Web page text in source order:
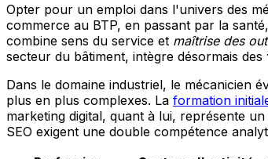
Opter pour un emploi dans l'univers des
commerce au BTP, en passant par la
combine sens du service et maîtrise des
secteur du bâtiment, intègre désormais des
Dans le domaine industriel, le mécanicien
plus en plus complexes. La formation
marketing digital, quant à lui, représente
SEO exigent une double compétence